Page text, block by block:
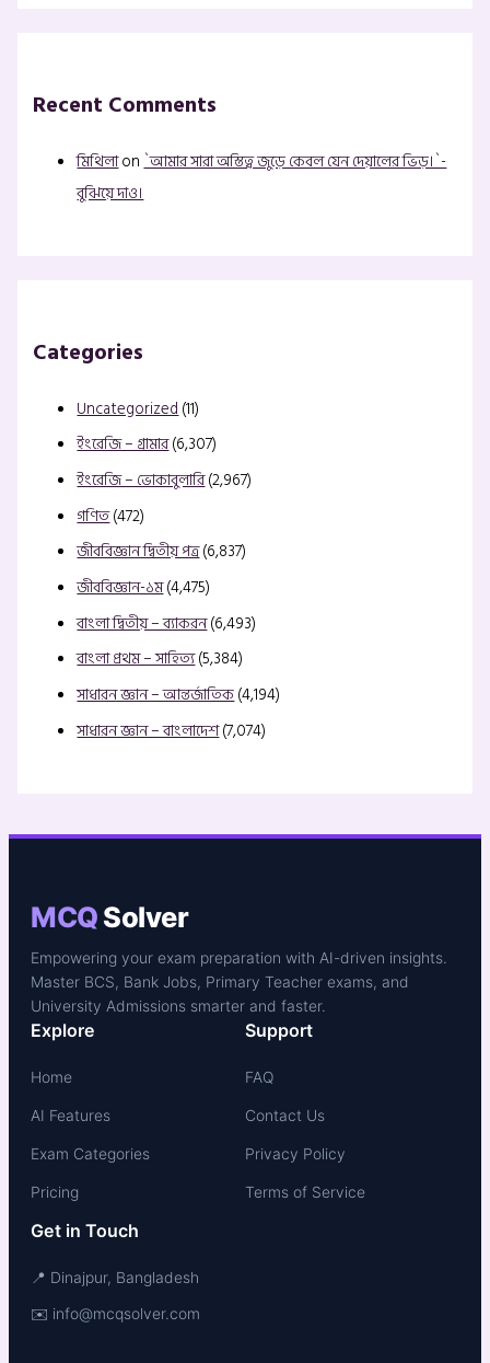
Recent Comments
মিথিলাon`আমার সারা অস্তিত্ব জুড়ে কেবল যেন দেয়ালের ভিড়।`-
বুঝিয়ে দাও।
Categories
Uncategorized(11)
ইংরেজি – গ্রামার(6,307)
ইংরেজি – ভোকাবুলারি(2,967)
গণিত(472)
জীববিজ্ঞান দ্বিতীয় পত্র(6,837)
জীববিজ্ঞান-১ম(4,475)
বাংলা দ্বিতীয় – ব্যাকরন(6,493)
বাংলা প্রথম – সাহিত্য(5,384)
সাধারন জ্ঞান – আন্তর্জাতিক(4,194)
সাধারন জ্ঞান – বাংলাদেশ(7,074)
MCQSolver
Empowering your exam preparation with AI-driven insights.
Master BCS, Bank Jobs, Primary Teacher exams, and
University Admissions smarter and faster.
Explore
Home
AI Features
Exam Categories
Pricing
Support
FAQ
Contact Us
Privacy Policy
Terms of Service
Get in Touch
📍 Dinajpur, Bangladesh
✉️ info@mcqsolver.com